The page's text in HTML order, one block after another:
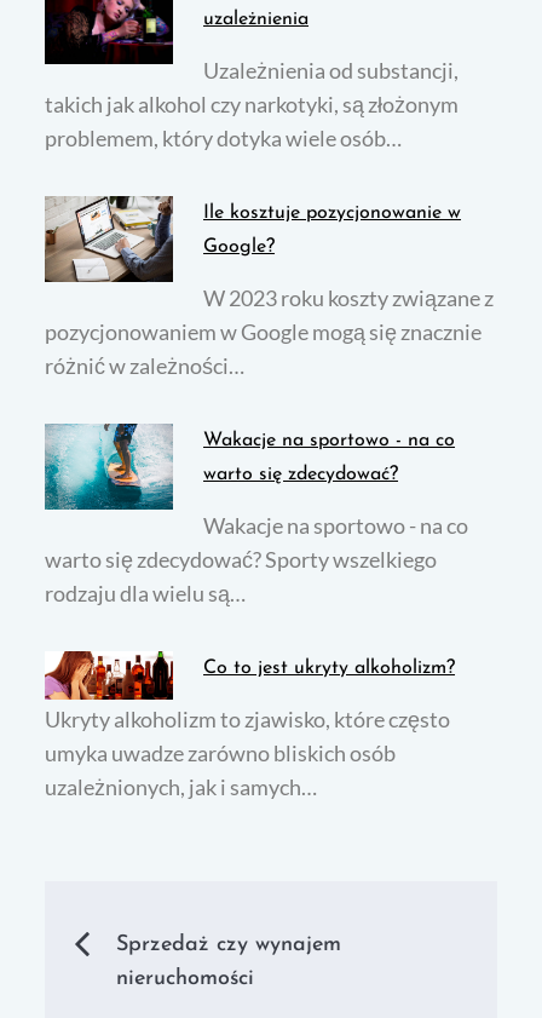
uzależnienia
Uzależnienia od substancji,
takich jak alkohol czy narkotyki, są złożonym
problemem, który dotyka wiele osób…
Ile kosztuje pozycjonowanie w
Google?
W 2023 roku koszty związane z
pozycjonowaniem w Google mogą się znacznie
różnić w zależności…
Wakacje na sportowo - na co
warto się zdecydować?
Wakacje na sportowo - na co
warto się zdecydować? Sporty wszelkiego
rodzaju dla wielu są…
Co to jest ukryty alkoholizm?
Ukryty alkoholizm to zjawisko, które często
umyka uwadze zarówno bliskich osób
uzależnionych, jak i samych…
Nawigacja
Sprzedaż czy wynajem
nieruchomości